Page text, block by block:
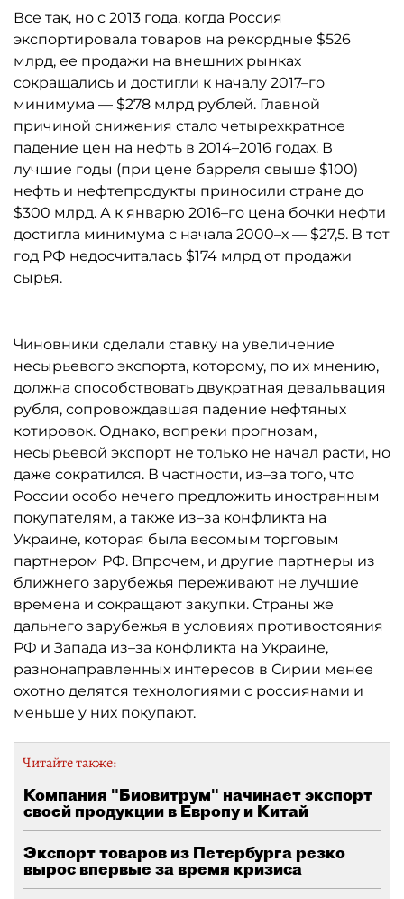
Все так, но с 2013 года, когда Россия
экспортировала товаров на рекордные $526
млрд, ее продажи на внешних рынках
сокращались и достигли к началу 2017–го
минимума — $278 млрд рублей. Главной
причиной снижения стало четырехкратное
падение цен на нефть в 2014–2016 годах. В
лучшие годы (при цене барреля свыше $100)
нефть и нефтепродукты приносили стране до
$300 млрд. А к январю 2016–го цена бочки нефти
достигла минимума с начала 2000–х — $27,5. В тот
год РФ недосчиталась $174 млрд от продажи
сырья.
Чиновники сделали ставку на увеличение
несырьевого экспорта, которому, по их мнению,
должна способствовать двукратная девальвация
рубля, сопровождавшая падение нефтяных
котировок. Однако, вопреки прогнозам,
несырьевой экспорт не только не начал расти, но
даже сократился. В частности, из–за того, что
России особо нечего предложить иностранным
покупателям, а также из–за конфликта на
Украине, которая была весомым торговым
партнером РФ. Впрочем, и другие партнеры из
ближнего зарубежья переживают не лучшие
времена и сокращают закупки. Страны же
дальнего зарубежья в условиях противостояния
РФ и Запада из–за конфликта на Украине,
разнонаправленных интересов в Сирии менее
охотно делятся технологиями с россиянами и
меньше у них покупают.
Читайте также:
Компания "Биовитрум" начинает экспорт
своей продукции в Европу и Китай
Экспорт товаров из Петербурга резко
вырос впервые за время кризиса